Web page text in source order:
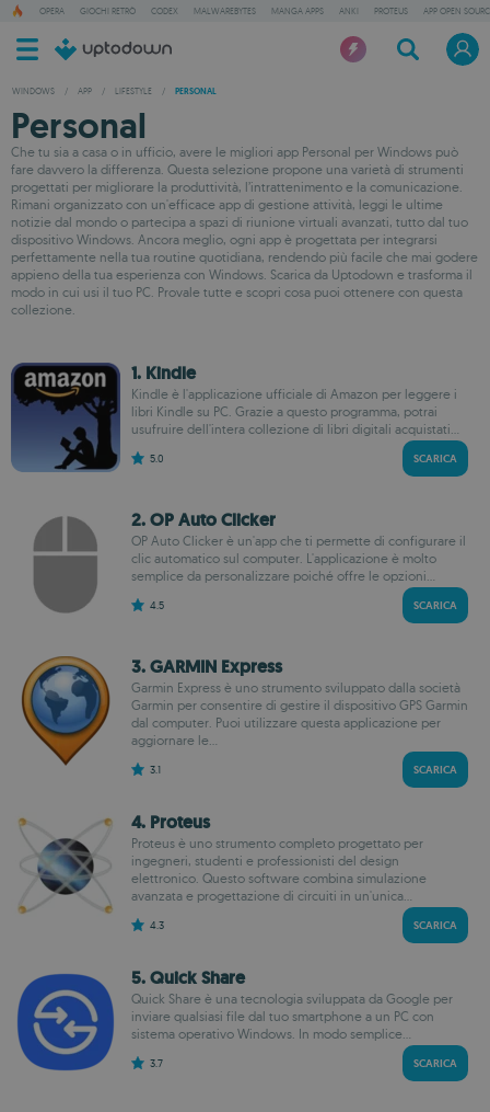
OPERA GIOCHI RETRÒ CODEX MALWAREBYTES MANGA APPS ANKI PROTEUS APP OPEN
WINDOWS / APP / LIFESTYLE / PERSONAL
Personal
Che tu sia a casa o in ufficio, avere le migliori app Personal per Windows può
fare davvero la differenza. Questa selezione propone una varietà di strumenti
progettati per migliorare la produttività, l’intrattenimento e la comunicazione.
Rimani organizzato con un'efficace app di gestione attività, leggi le ultime
notizie dal mondo o partecipa a spazi di riunione virtuali avanzati, tutto dal tuo
dispositivo Windows. Ancora meglio, ogni app è progettata per integrarsi
perfettamente nella tua routine quotidiana, rendendo più facile che mai godere
appieno della tua esperienza con Windows. Scarica da Uptodown e trasforma il
modo in cui usi il tuo PC. Provale tutte e scopri cosa puoi ottenere con questa
collezione.
1. Kindle
Kindle è l'applicazione ufficiale di Amazon per leggere i
libri Kindle su PC. Grazie a questo programma, potrai
usufruire dell'intera collezione di libri digitali acquistati...
5.0 SCARICA
2. OP Auto Clicker
OP Auto Clicker è un'app che ti permette di configurare il
clic automatico sul computer. L'applicazione è molto
semplice da personalizzare poiché offre le opzioni...
4.5 SCARICA
3. GARMIN Express
Garmin Express è uno strumento sviluppato dalla società
Garmin per consentire di gestire il dispositivo GPS Garmin
dal computer. Puoi utilizzare questa applicazione per
aggiornare le...
3.1 SCARICA
4. Proteus
Proteus è uno strumento completo progettato per
ingegneri, studenti e professionisti del design
elettronico. Questo software combina simulazione
avanzata e progettazione di circuiti in un'unica...
4.3 SCARICA
5. Quick Share
Quick Share è una tecnologia sviluppata da Google per
inviare qualsiasi file dal tuo smartphone a un PC con
sistema operativo Windows. In modo semplice...
3.7 SCARICA